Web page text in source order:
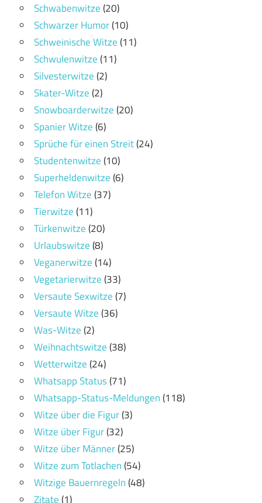
Schwabenwitze(20)
Schwarzer Humor(10)
Schweinische Witze(11)
Schwulenwitze(11)
Silvesterwitze(2)
Skater-Witze(2)
Snowboarderwitze(20)
Spanier Witze(6)
Sprüche für einen Streit(24)
Studentenwitze(10)
Superheldenwitze(6)
Telefon Witze(37)
Tierwitze(11)
Türkenwitze(20)
Urlaubswitze(8)
Veganerwitze(14)
Vegetarierwitze(33)
Versaute Sexwitze(7)
Versaute Witze(36)
Was-Witze(2)
Weihnachtswitze(38)
Wetterwitze(24)
Whatsapp Status(71)
Whatsapp-Status-Meldungen(118)
Witze über die Figur(3)
Witze über Figur(32)
Witze über Männer(25)
Witze zum Totlachen(54)
Witzige Bauernregeln(48)
Zitate(1)